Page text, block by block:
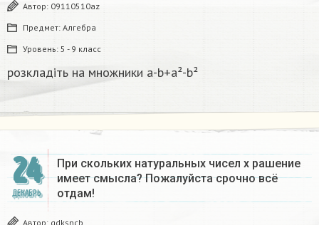
Автор: 09110510az
Предмет: Алгебра
Уровень: 5 - 9 класс
розкладіть на множники а-b+a²-b²​
24
ДЕКАБРЬ
При скольких натуральных чисел х рашение
имеет смысла? Пожалуйста срочно всё
отдам!
Автор: gdksncb